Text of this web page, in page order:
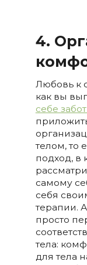
4.
Любовь к
как вы
себе
телом, то
подход, в
самому
себя
терапии.
просто
тела:
для тела